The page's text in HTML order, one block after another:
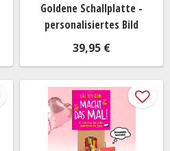
Goldene Schallplatte -
personalisiertes Bild
39,95 €